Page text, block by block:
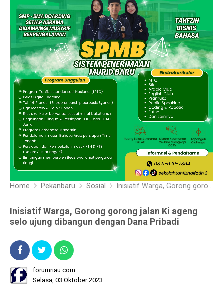
Home Pekanbaru Sosial Inisiatif Warga, Gorong gorong jalan Ki ageng selo ujung dibangun dengan Dana Pribadi
Inisiatif Warga, Gorong gorong jalan Ki ageng
selo ujung dibangun dengan Dana Pribadi
forumriau.com
Selasa, 03 Oktober 2023